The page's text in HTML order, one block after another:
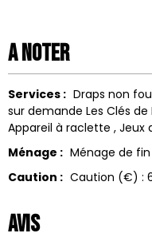
A noter
Services : Draps non
sur demande Les Clés
Appareil à raclette
Jeux
Ménage : Ménage de
Caution : Caution (€) :
Avis